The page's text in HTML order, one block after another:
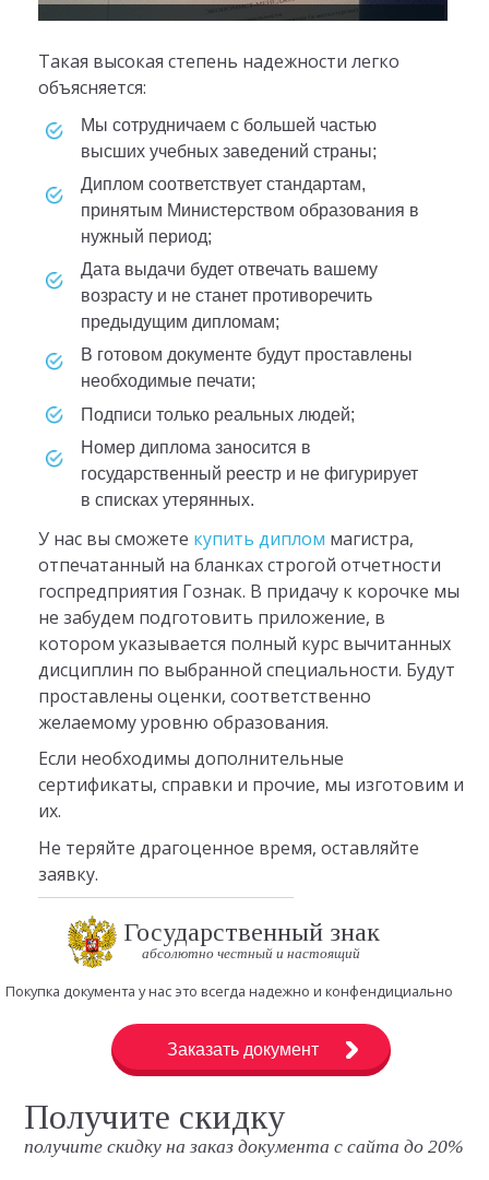
Такая высокая степень надежности легко
объясняется:
Мы сотрудничаем с большей частью
высших учебных заведений страны;
Диплом соответствует стандартам,
принятым Министерством образования в
нужный период;
Дата выдачи будет отвечать вашему
возрасту и не станет противоречить
предыдущим дипломам;
В готовом документе будут проставлены
необходимые печати;
Подписи только реальных людей;
Номер диплома заносится в
государственный реестр и не фигурирует
в списках утерянных.
У нас вы сможете купить диплом магистра,
отпечатанный на бланках строгой отчетности
госпредприятия Гознак. В придачу к корочке мы
не забудем подготовить приложение, в
котором указывается полный курс вычитанных
дисциплин по выбранной специальности. Будут
проставлены оценки, соответственно
желаемому уровню образования.
Если необходимы дополнительные
сертификаты, справки и прочие, мы изготовим и
их.
Не теряйте драгоценное время, оставляйте
заявку.
Государственный знак
абсолютно честный и настоящий
Покупка документа у нас это всегда надежно и конфендициально
Заказать документ
Получите скидку
получите скидку на заказ документа с сайта до 20%